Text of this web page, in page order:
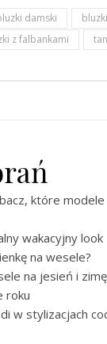
damski
z falbankami
które
wakacyjny look
na wesele?
na jesień i
roku
w stylizacjach